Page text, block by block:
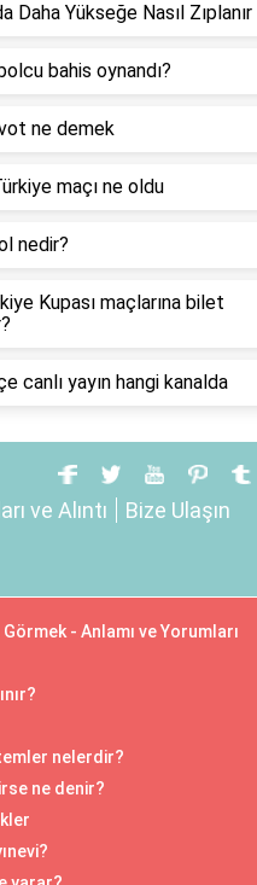
Daha Yükseğe Nasıl Zıplanır
bahis oynandı?
ne demek
maçı ne oldu
nedir?
Kupası maçlarına bilet
canlı yayın hangi kanalda
ve Alıntı Bize Ulaşın
- Anlamı ve Yorumları
nelerdir?
ne denir?